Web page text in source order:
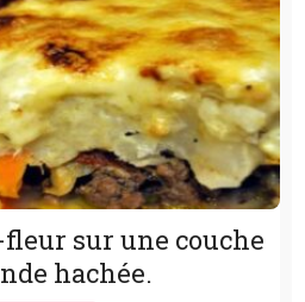
sur une couche
hachée.